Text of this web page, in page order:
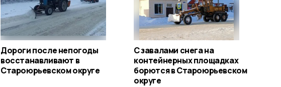
Дороги после непогоды
восстанавливают в
Староюрьевском округе
С завалами снега на
контейнерных площадках
борются в Староюрьевском
округе